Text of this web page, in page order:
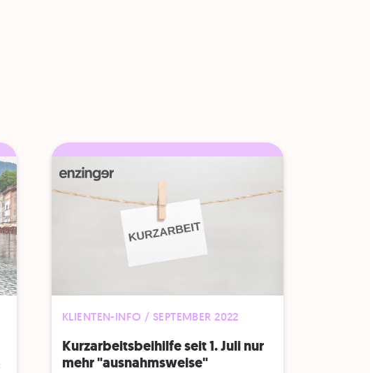
KLIENTEN-INFO / SEPTEMBER 2022
Kurzarbeitsbeihilfe seit 1. Juli nur
mehr "ausnahmsweise"